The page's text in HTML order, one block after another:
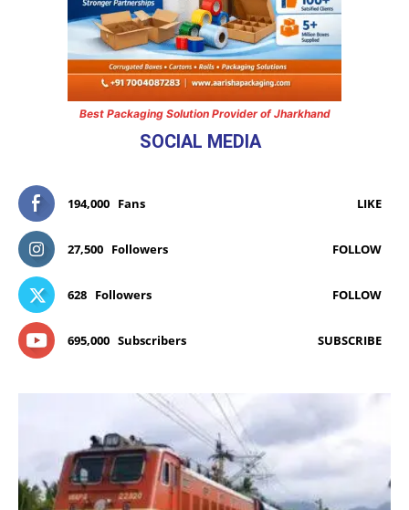
Best Packaging Solution Provider of Jharkhand
SOCIAL MEDIA
194,000 Fans LIKE
27,500 Followers FOLLOW
628 Followers FOLLOW
695,000 Subscribers SUBSCRIBE